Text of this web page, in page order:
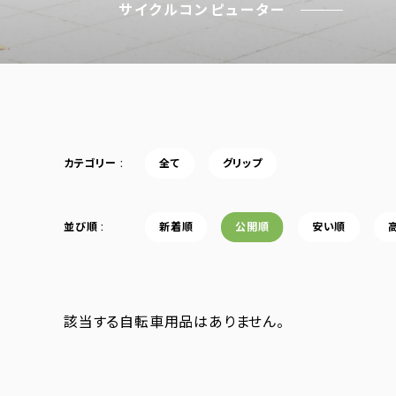
サイクルコンピューター
カテゴリー 全て グリップ
並び順 新着順 公開順 安い順
該当する自転車用品はありません。